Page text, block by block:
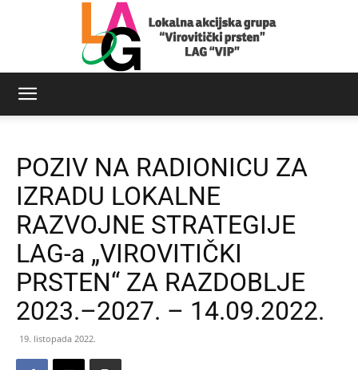
Virovitički
prsten
POZIV NA RADIONICU ZA
IZRADU LOKALNE
RAZVOJNE STRATEGIJE
LAG-a „VIROVITIČKI
PRSTEN“ ZA RAZDOBLJE
2023.–2027. – 14.09.2022.
19. listopada 2022.